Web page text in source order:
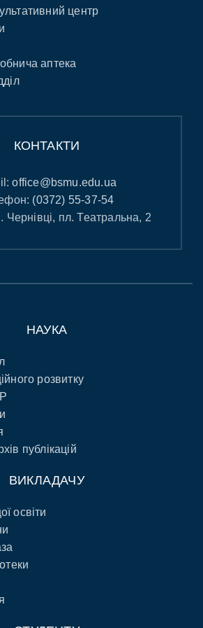
центр
аптека
КОНТАКТИ
office@bsmu.edu.ua
(0372) 55-37-54
Чернівці, пл. Театральна, 2
НАУКА
розвитку
публікацій
ВИКЛАДАЧУ
освіти